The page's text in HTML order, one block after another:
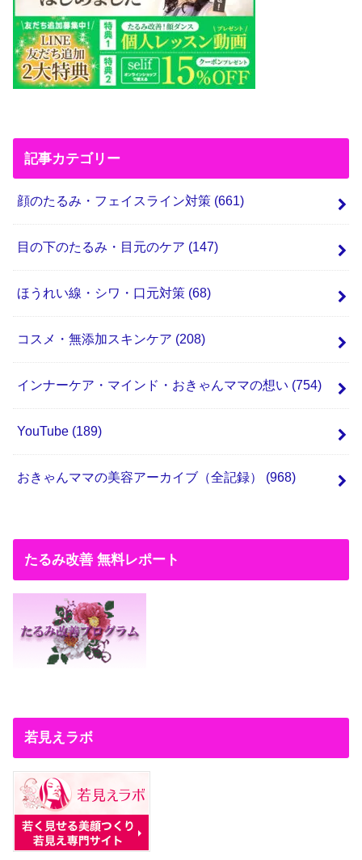
記事カテゴリー
顔のたるみ・フェイスライン対策 (661)
目の下のたるみ・目元のケア (147)
ほうれい線・シワ・口元対策 (68)
コスメ・無添加スキンケア (208)
インナーケア・マインド・おきゃんママの想い (754)
YouTube (189)
おきゃんママの美容アーカイブ（全記録） (968)
たるみ改善 無料レポート
若見えラボ